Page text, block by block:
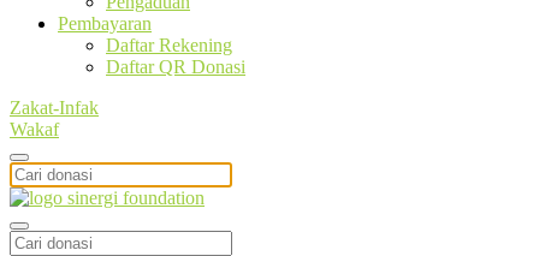
Pembayaran
Daftar Rekening
Daftar QR Donasi
Zakat-Infak
Wakaf